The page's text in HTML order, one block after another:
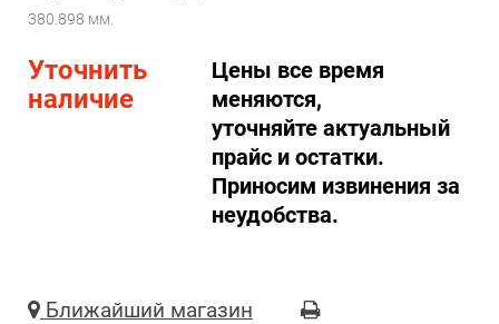
380.898 мм.
Уточнить
наличие
Цены все время
меняются,
уточняйте актуальный
прайс и остатки.
Приносим извинения за
неудобства.
Ближайший магазин